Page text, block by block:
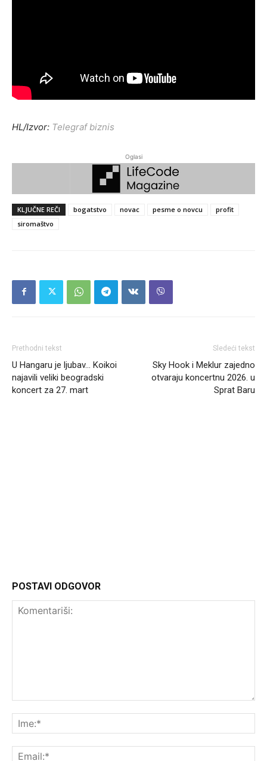
HL/Izvor: Telegraf biznis
Oglasi
KLJUČNE REČI bogatstvo novac pesme o novcu
profit
siromaštvo
Prethodni tekst
U Hangaru je ljubav… Koikoi
najavili veliki beogradski
koncert za 27. mart
Sledeći tekst
Sky Hook i Meklur zajedno
otvaraju koncertnu 2026. u
Sprat Baru
POSTAVI ODGOVOR